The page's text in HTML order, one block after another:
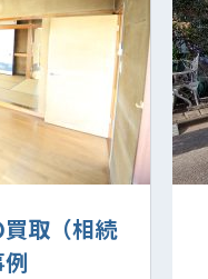
取（相続